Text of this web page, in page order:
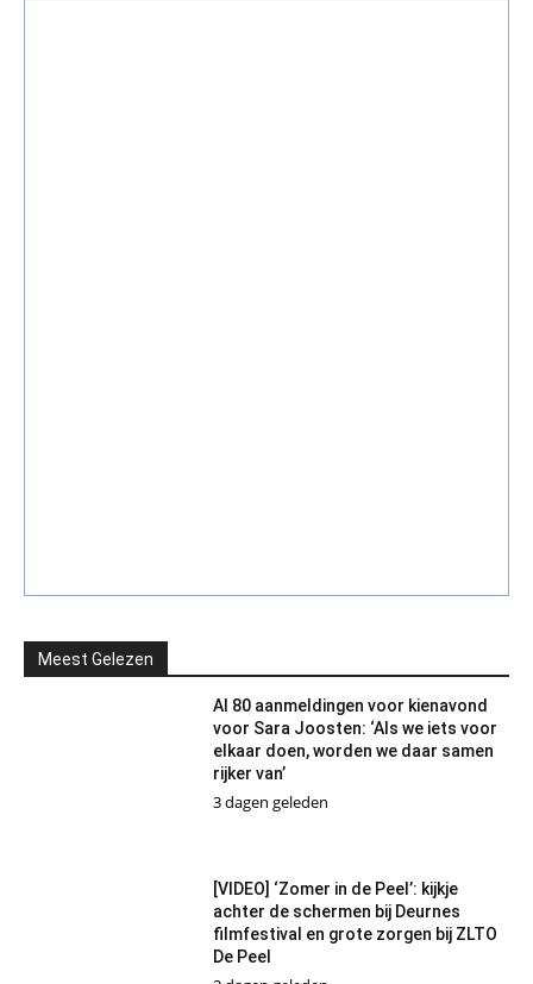
Meest Gelezen
Al 80 aanmeldingen voor kienavond
voor Sara Joosten: ‘Als we iets voor
elkaar doen, worden we daar samen
rijker van’
3 dagen geleden
[VIDEO] ‘Zomer in de Peel’: kijkje
achter de schermen bij Deurnes
filmfestival en grote zorgen bij ZLTO
De Peel